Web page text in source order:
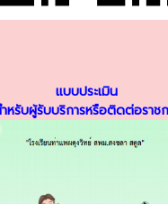
แบบประเมิน
หรับผู้รับบริการหรือติดต่อราช